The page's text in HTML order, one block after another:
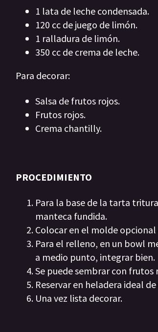
1 lata de leche condensada.
120 cc de juego de limón.
1 ralladura de limón.
350 cc de crema de leche.
Para decorar:
Salsa de frutos rojos.
Frutos rojos.
Crema chantilly.
PROCEDIMIENTO
Para la base de la tarta
manteca fundida.
Colocar en el molde
Para el relleno, en un bowl
a medio punto, integrar bien.
Se puede sembrar con frutos
Reservar en heladera ideal
Una vez lista decorar.